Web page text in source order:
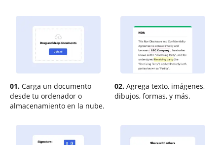
01. Carga un documento
desde tu ordenador o
almacenamiento en la nube.
02. Agrega texto, imágenes,
dibujos, formas, y más.